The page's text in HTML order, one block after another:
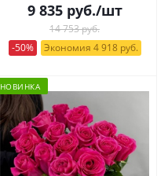
9 835руб./шт
14 753 руб.
-50%
Экономия 4 918 руб.
НОВИНКА